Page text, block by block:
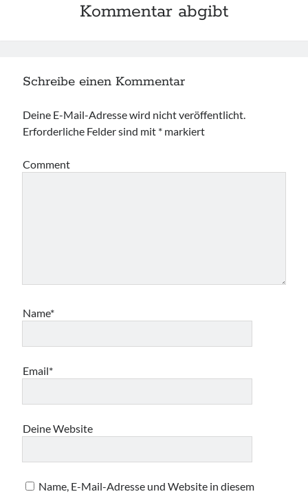
Kommentar abgibt
Schreibe einen Kommentar
Deine E-Mail-Adresse wird nicht veröffentlicht.
Erforderliche Felder sind mit * markiert
Comment
Name*
Email*
Deine Website
Name, E-Mail-Adresse und Website in diesem